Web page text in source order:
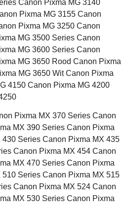
Canon Pixma MG 3140
Pixma MG 3155 Canon
Pixma MG 3250 Canon
MG 3500 Series Canon
MG 3600 Series Canon
MG 3650 Rood Canon Pixma
MG 3650 Wit Canon Pixma
4150 Canon Pixma MG 4200
Pixma MX 370 Series Canon
MX 390 Series Canon Pixma
Series Canon Pixma MX 435
Canon Pixma MX 454 Canon
MX 470 Series Canon Pixma
Series Canon Pixma MX 515
Canon Pixma MX 524 Canon
MX 530 Series Canon Pixma